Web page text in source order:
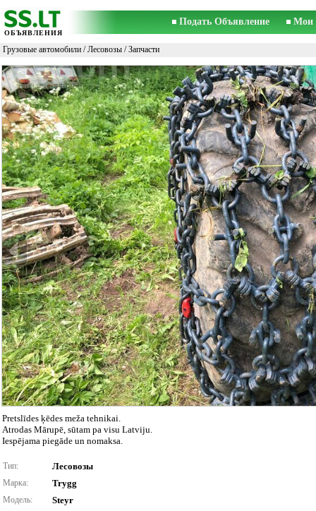
ОБЪЯВЛЕНИЯ
Подать Объявление Мои
Грузовые автомобили /Лесовозы / Запчасти
Pretslīdes ķēdes meža tehnikai.
Atrodas Mārupē, sūtam pa visu Latviju.
Iespējama piegāde un nomaksa.
Тип: Лесовозы
Марка: Trygg
Модель: Steyr